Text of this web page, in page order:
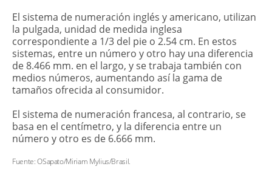
El sistema de numeración inglés y americano, utilizan
la pulgada, unidad de medida inglesa
correspondiente a 1/3 del pie o 2.54 cm. En estos
sistemas, entre un número y otro hay una diferencia
de 8.466 mm. en el largo, y se trabaja también con
medios números, aumentando así la gama de
tamaños ofrecida al consumidor.
El sistema de numeración francesa, al contrario, se
basa en el centímetro, y la diferencia entre un
número y otro es de 6.666 mm.
Fuente: OSapato/Miriam Mylius/Brasil.